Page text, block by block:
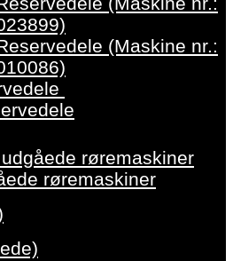
(Maskine nr.:
røremaskiner
røremaskiner